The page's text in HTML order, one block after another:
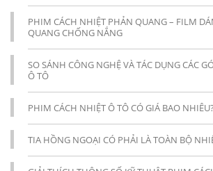
PHIM CÁCH NHIỆT PHẢN QUANG – FILM
QUANG CHỐNG NẮNG
SO SÁNH CÔNG NGHỆ VÀ TÁC DỤNG CÁC
Ô TÔ
PHIM CÁCH NHIỆT Ô TÔ CÓ GIÁ BAO NHIÊU?
TIA HỒNG NGOẠI CÓ PHẢI LÀ TOÀN BỘ